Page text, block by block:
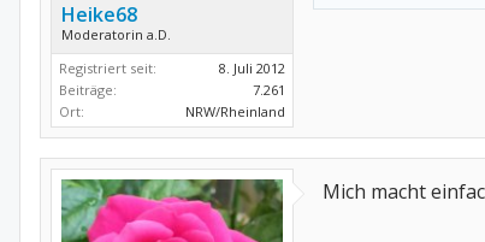
Heike68
Moderatorin a.D.
Registriert seit:
8. Juli 2012
Beiträge:
7.261
Ort:
NRW/Rheinland
Mich macht